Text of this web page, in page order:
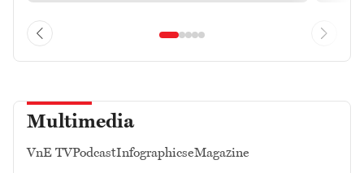
Multimedia
VnE TVPodcastInfographicseMagazine